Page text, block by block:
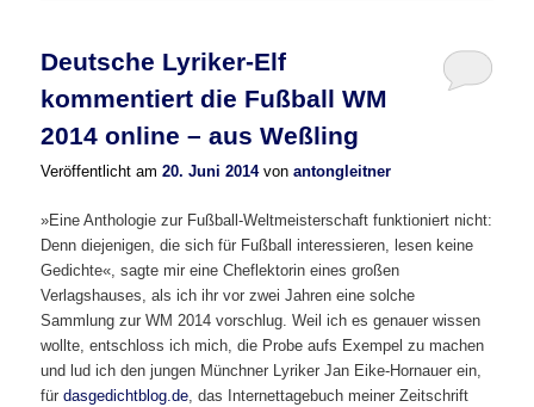
Deutsche Lyriker-Elf
kommentiert die Fußball WM
2014 online – aus Weßling
Veröffentlicht am20. Juni 2014 vonantongleitner
»Eine Anthologie zur Fußball-Weltmeisterschaft funktioniert nicht:
Denn diejenigen, die sich für Fußball interessieren, lesen keine
Gedichte«, sagte mir eine Cheflektorin eines großen
Verlagshauses, als ich ihr vor zwei Jahren eine solche
Sammlung zur WM 2014 vorschlug. Weil ich es genauer wissen
wollte, entschloss ich mich, die Probe aufs Exempel zu machen
und lud ich den jungen Münchner Lyriker Jan Eike-Hornauer ein,
fürdasgedichtblog.de, das Internettagebuch meiner Zeitschrift